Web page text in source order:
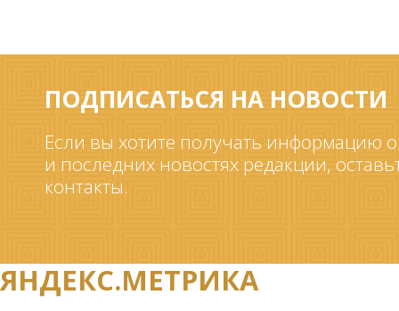
ПОДПИСАТЬСЯ НА НОВОСТИ
Если вы хотите получать информацию
и последних новостях редакции,
контакты.
ЯНДЕКС.МЕТРИКА